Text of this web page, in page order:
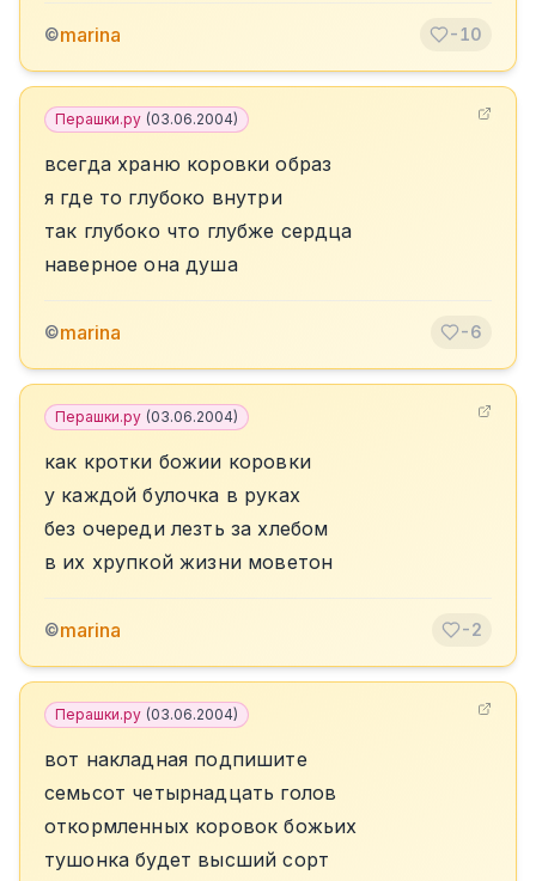
©marina -10
Перашки.ру (03.06.2004)
всегда храню коровки образ
я где то глубоко внутри
так глубоко что глубже сердца
наверное она душа
©marina -6
Перашки.ру (03.06.2004)
как кротки божии коровки
у каждой булочка в руках
без очереди лезть за хлебом
в их хрупкой жизни моветон
©marina -2
Перашки.ру (03.06.2004)
вот накладная подпишите
семьсот четырнадцать голов
откормленных коровок божьих
тушонка будет высший сорт